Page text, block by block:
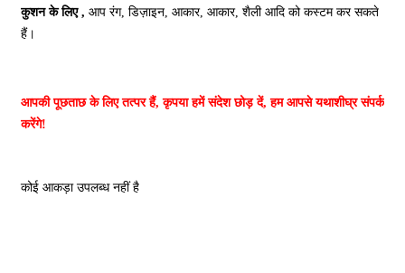
कुशन के लिए , आप रंग, डिज़ाइन, आकार, आकार, शैली आदि को कस्टम कर सकते
हैं।
आपकी पूछताछ के लिए तत्पर हैं, कृपया हमें संदेश छोड़ दें, हम आपसे यथाशीघ्र संपर्क
करेंगे!
कोई आकड़ा उपलब्ध नहीं है